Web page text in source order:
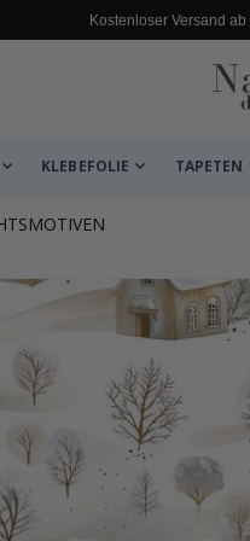
Kostenloser Versand ab
KLEBEFOLIE TAPETEN
leiden ✔